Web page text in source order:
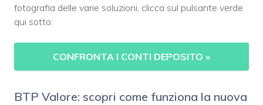
fotografia delle varie soluzioni, clicca sul pulsante verde
qui sotto:
CONFRONTA I CONTI DEPOSITO »
BTP Valore: scopri come funziona la nuova